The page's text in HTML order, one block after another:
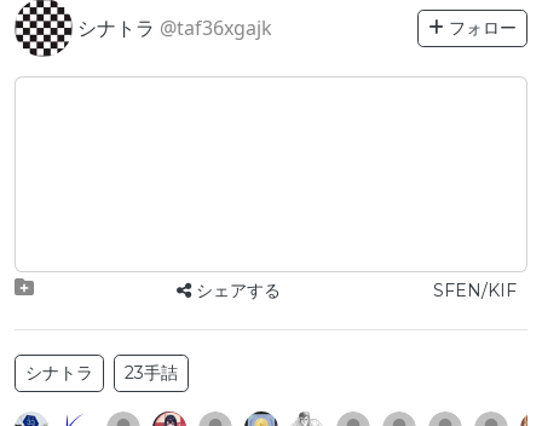
シナトラ @taf36xgajk フォロー
シェアする SFEN/KIF
シナトラ 23手詰